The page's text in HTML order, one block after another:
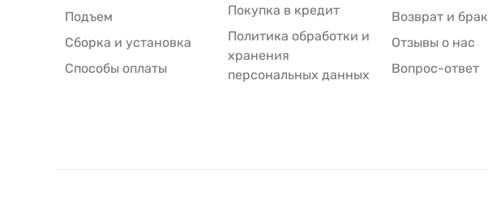
Подъем
Сборка и установка
Способы оплаты
Покупка в кредит
Политика обработки и
хранения
персональных данных
Возврат и брак
Отзывы о нас
Вопрос-ответ